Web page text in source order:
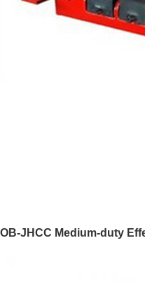
OB-JHCC Medium-duty